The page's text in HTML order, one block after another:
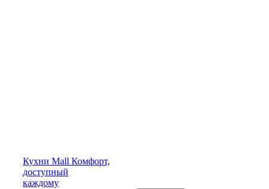
Кухни Mall Комфорт,
доступный
каждому